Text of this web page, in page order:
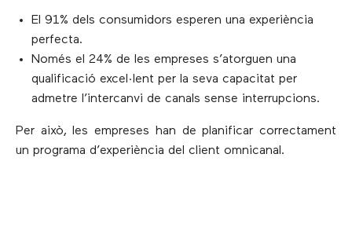
El 91% dels consumidors esperen una experiència
perfecta.
Només el 24% de les empreses s’atorguen una
qualificació excel·lent per la seva capacitat per
admetre l’intercanvi de canals sense interrupcions.
Per això, les empreses han de planificar correctament
un programa d’experiència del client omnicanal.